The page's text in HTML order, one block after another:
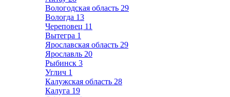
Вологодская область 29
Вологда 13
Череповец 11
Вытегра 1
Ярославская область 29
Ярославль 20
Рыбинск 3
Углич 1
Калужская область 28
Калуга 19